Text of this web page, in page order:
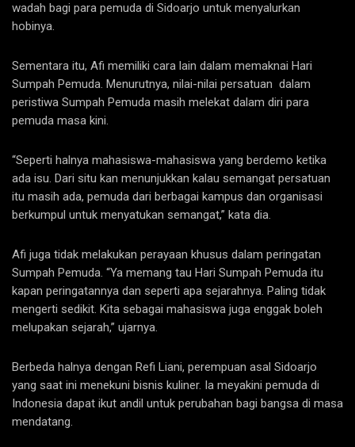
wadah bagi para pemuda di Sidoarjo untuk menyalurkan
hobinya.
Sementara itu, Afi memiliki cara lain dalam memaknai Hari
Sumpah Pemuda. Menurutnya, nilai-nilai persatuan dalam
peristiwa Sumpah Pemuda masih melekat dalam diri para
pemuda masa kini.
“Seperti halnya mahasiswa-mahasiswa yang berdemo ketika
ada isu. Dari situ kan menunjukkan kalau semangat persatuan
itu masih ada, pemuda dari berbagai kampus dan organisasi
berkumpul untuk menyatukan semangat,” kata dia.
Afi juga tidak melakukan perayaan khusus dalam peringatan
Sumpah Pemuda. “Ya memang tau Hari Sumpah Pemuda itu
kapan peringatannya dan seperti apa sejarahnya. Paling tidak
mengerti sedikit. Kita sebagai mahasiswa juga enggak boleh
melupakan sejarah,” ujarnya.
Berbeda halnya dengan Refi Liani, perempuan asal Sidoarjo
yang saat ini menekuni bisnis kuliner. Ia meyakini pemuda di
Indonesia dapat ikut andil untuk perubahan bagi bangsa di masa
mendatang.